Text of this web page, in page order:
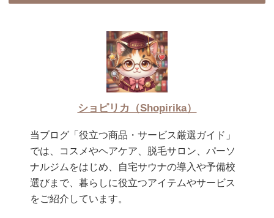
ショピリカ（Shopirika）
当ブログ「役立つ商品・サービス厳選ガイド」
では、コスメやヘアケア、脱毛サロン、パーソ
ナルジムをはじめ、自宅サウナの導入や予備校
選びまで、暮らしに役立つアイテムやサービス
をご紹介しています。